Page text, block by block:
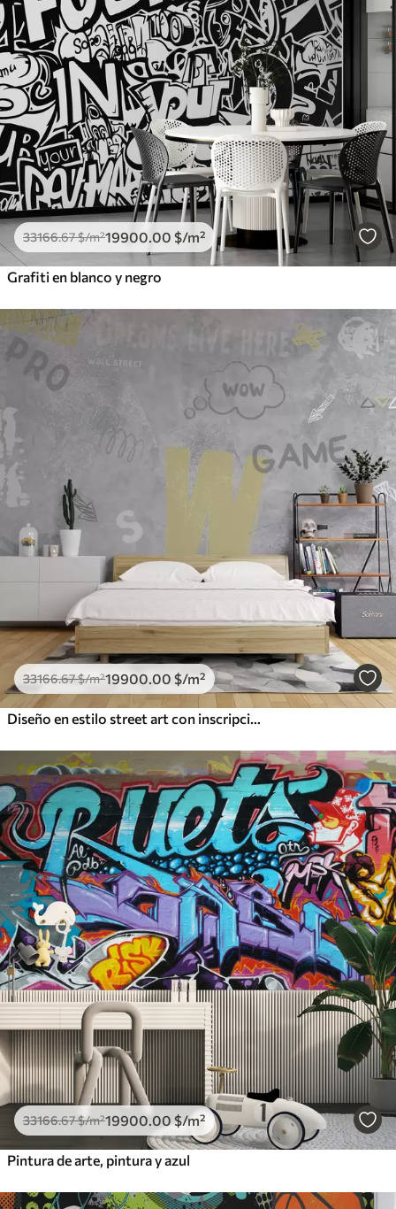
33166.67$/m²19900 .00 $/m²
Grafiti en blanco y negro
33166.67$/m²19900 .00 $/m²
33166.67$/m²19900.00 $/m²
Pintura de arte, pintura y azul